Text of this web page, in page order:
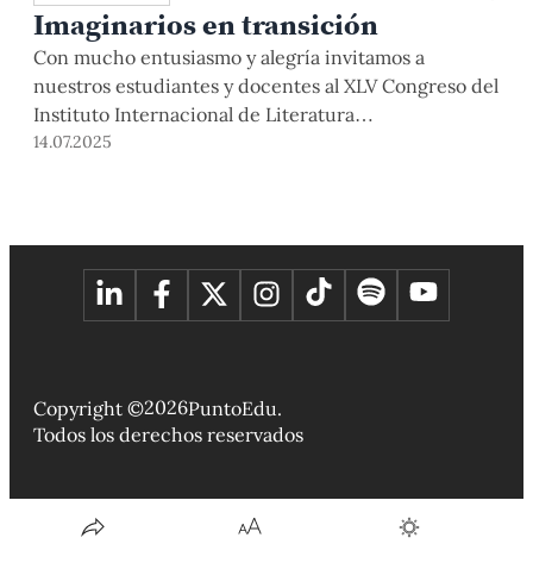
Imaginarios en transición
Con mucho entusiasmo y alegría invitamos a
nuestros estudiantes y docentes al XLV Congreso del
Instituto Internacional de Literatura
Iberoamericana, IILI, que se celebrará del 16 al 19 de
14.07.2025
Copyright ©2026PuntoEdu.
Todos los derechos reservados